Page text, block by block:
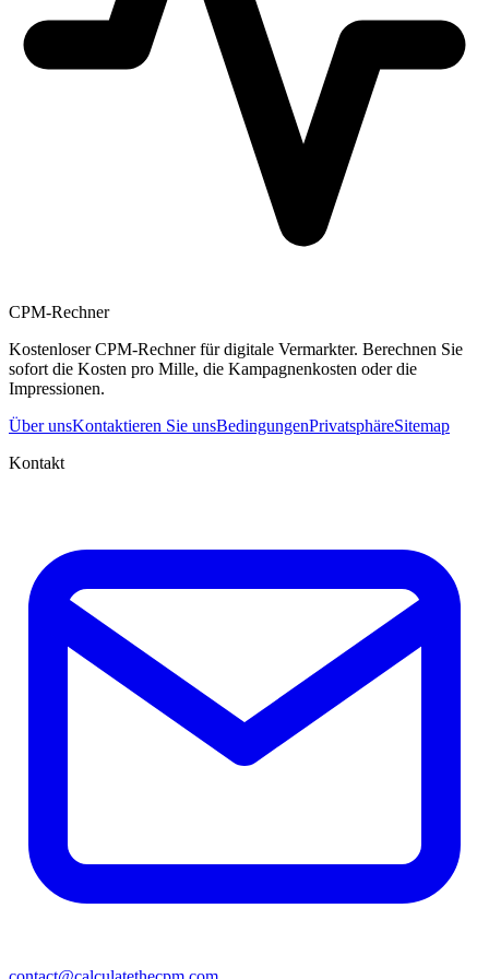
CPM-Rechner
Kostenloser CPM-Rechner für digitale Vermarkter. Berechnen Sie
sofort die Kosten pro Mille, die Kampagnenkosten oder die
Impressionen.
Über unsKontaktieren Sie unsBedingungenPrivatsphäreSitemap
Kontakt